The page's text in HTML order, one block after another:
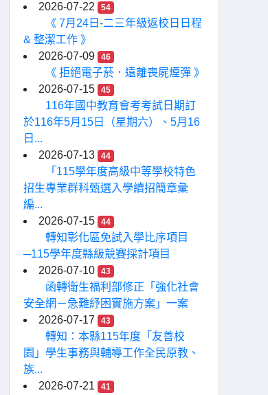
2026-07-22
54
《 7月24日-二三年級返校日日程
& 整潔工作 》
2026-07-09
46
《 拒絕電子菸．遠離喪屍煙彈 》
2026-07-15
45
116年國中教育會考考試日期訂
於116年5月15日（星期六）、5月16
日...
2026-07-13
44
「115學年度高級中等學校特色
招生專業群科甄選入學續招簡章彙
編...
2026-07-15
44
轉知彰化區免試入學比序項目
─115學年度縣級競賽採計項目
2026-07-10
43
函轉衛生福利部修正「強化社會
安全網－急難紓困實施方案」一案
2026-07-17
43
轉知：本縣115年度「友善校
園」學生事務與輔導工作全民原教、
族...
2026-07-21
41